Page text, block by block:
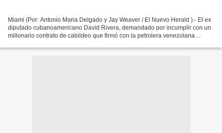
Miami (Por: Antonio Maria Delgado y Jay Weaver / El Nuevo Herald ).- El ex
diputado cubanoamericano David Rivera, demandado por incumplir con un
millonario contrato de cabildeo que firmó con la petrolera venezolana